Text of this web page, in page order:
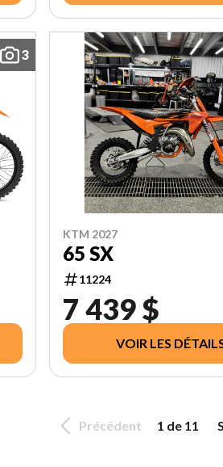
3
KTM 2027
65 SX
11224
7 439 $
VOIR LES
Précédent 1 de 11